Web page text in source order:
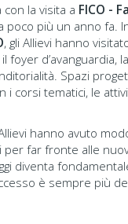
la visita a FICO -
poco più un anno fa.
, gli Allievi hanno
d’avanguardia,
Spazi
corsi tematici, le
hanno avuto
far fronte alle
diventa
è sempre più